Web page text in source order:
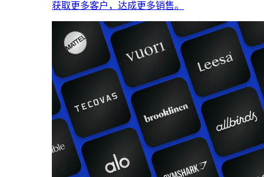
获取更多客户，达成更多销售。